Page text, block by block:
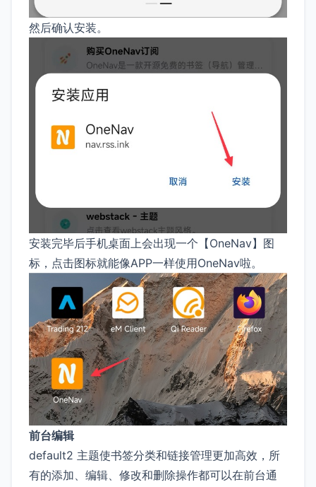
然后确认安装。
安装完毕后手机桌面上会出现一个【OneNav】图
标，点击图标就能像APP一样使用OneNav啦。
前台编辑
default2 主题使书签分类和链接管理更加高效，所
有的添加、编辑、修改和删除操作都可以在前台通